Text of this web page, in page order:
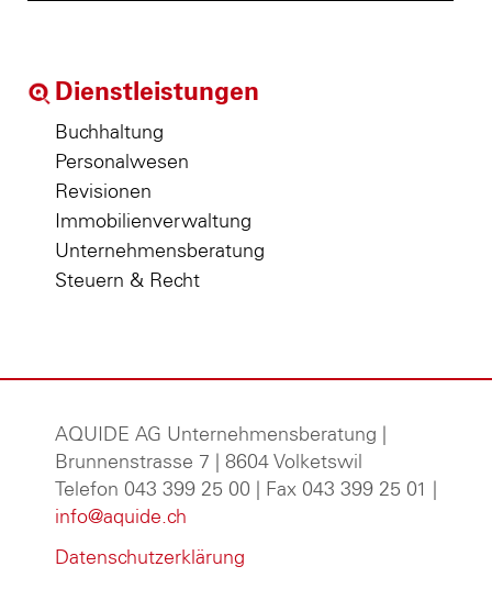
Dienstleistungen
Buchhaltung
Personalwesen
Revisionen
Immobilienverwaltung
Unternehmensberatung
Steuern & Recht
AQUIDE AG Unternehmensberatung
Brunnenstrasse 7 | 8604 Volketswil
Telefon 043 399 25 00 | Fax 043 399 25 01 |
info@aquide.ch
Datenschutzerklärung